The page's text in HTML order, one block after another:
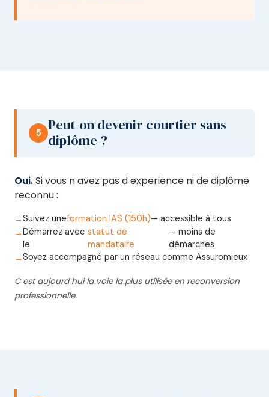
5
Peut-on devenir courtier sans
diplôme ?
Oui.Si vous n avez pas d experience ni de diplôme
reconnu :
Suivez uneformation IAS (150h)— accessible à tous
Démarrez avec
le
statut de
mandataire
— moins de
démarches
Soyez accompagné par un réseau comme Assuromieux
C est aujourd hui la voie la plus utilisée en reconversion
professionnelle.